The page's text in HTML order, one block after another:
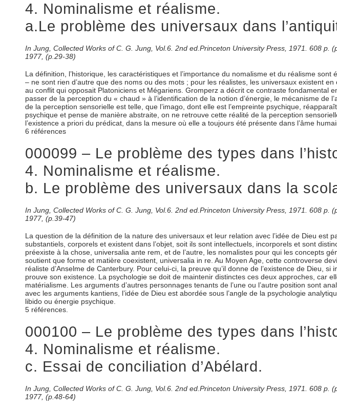
4. Nominalisme et réalisme.
a.Le problème des universaux dans
In Jung, Collected Works of C. G. Jung, Vol.6. 2nd ed.Princeton University Press, 1971. 608
1977, (p.29-38)
La définition, l’historique, les caractéristiques et l’importance du nomalisme et du réalisme
– ne sont rien d’autre que des noms ou des mots ; pour les réalistes, les universaux existent
au conflit qui opposait Platoniciens et Mégariens. Gromperz a décrit ce contraste fondamental
passer de la perception du « chaud » à l’identification de la notion d’énergie, le mécanisme
de la perception sensorielle est telle, que l’imago, dont elle est l’empreinte psychique,
psychique et pense de manière abstraite, on ne retrouve cette réalité de la perception
l’existence a priori du prédicat, dans la mesure où elle a toujours été présente dans l’âme
6 références
000099 – Le problème des types dans
4. Nominalisme et réalisme.
b. Le problème des universaux dans la
In Jung, Collected Works of C. G. Jung, Vol.6. 2nd ed.Princeton University Press, 1971. 608
1977, (p.39-47)
La question de la définition de la nature des universaux et leur relation avec l’idée de Dieu
substantiels, corporels et existent dans l’objet, soit ils sont intellectuels, incorporels et sont
préexiste à la chose, universalia ante rem, et de l’autre, les nomalistes pour qui les concepts
soutient que forme et matière coexistent, universalia in re. Au Moyen Age, cette controverse
réaliste d’Anselme de Canterbury. Pour celui-ci, la preuve qu’il donne de l’existence de Dieu,
prouve son existence. La psychologie se doit de maintenir distinctes ces deux approches, car
matérialisme. Les arguments d’autres personnages tenants de l’une ou l’autre position sont
avec les arguments kantiens, l’idée de Dieu est abordée sous l’angle de la psychologie
libido ou énergie psychique.
5 références.
000100 – Le problème des types dans
4. Nominalisme et réalisme.
c. Essai de conciliation d’Abélard.
In Jung, Collected Works of C. G. Jung, Vol.6. 2nd ed.Princeton University Press, 1971. 608
1977, (p.48-64)